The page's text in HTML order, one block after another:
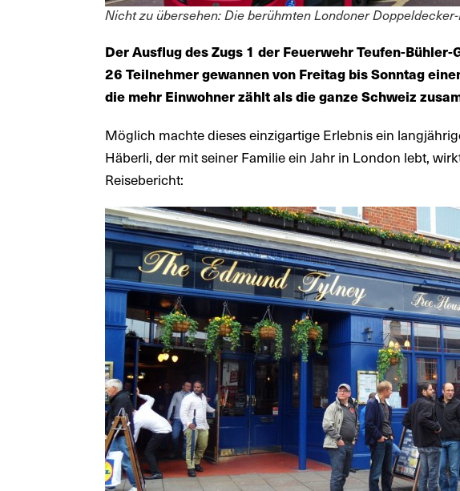
Nicht zu übersehen: Die berühmten Londoner Doppeldecker-
Der Ausflug des Zugs 1 der Feuerwehr Teufen-
26 Teilnehmer gewannen von Freitag bis Sonntag
die mehr Einwohner zählt als die ganze Schweiz
Möglich machte dieses einzigartige Erlebnis ein
Häberli, der mit seiner Familie ein Jahr in London lebt,
Reisebericht: